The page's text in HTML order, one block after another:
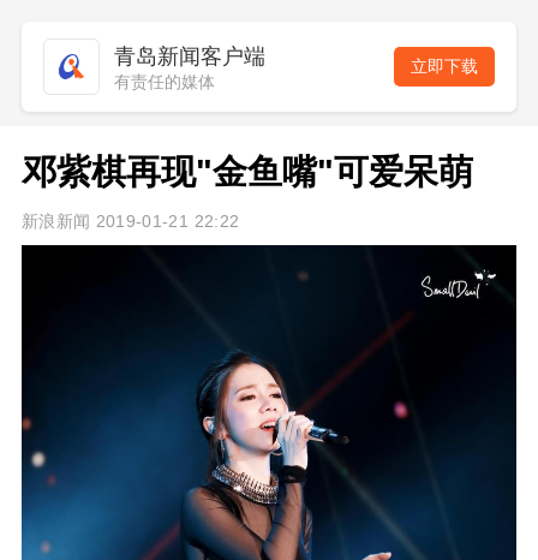
青岛新闻客户端
有责任的媒体
立即下载
邓紫棋再现"金鱼嘴"可爱呆萌
新浪新闻 2019-01-21 22:22